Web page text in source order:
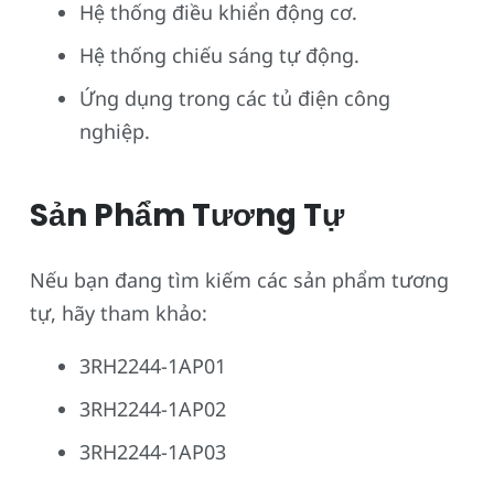
Hệ thống điều khiển động cơ.
Hệ thống chiếu sáng tự động.
Ứng dụng trong các tủ điện công
nghiệp.
Sản Phẩm Tương Tự
Nếu bạn đang tìm kiếm các sản phẩm tương
tự, hãy tham khảo:
3RH2244-1AP01
3RH2244-1AP02
3RH2244-1AP03